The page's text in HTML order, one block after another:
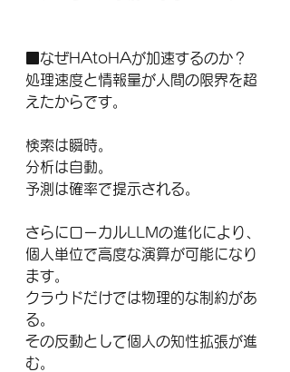
■なぜHAtoHAが加速するのか？
処理速度と情報量が人間の限界を超
えたからです。
検索は瞬時。
分析は自動。
予測は確率で提示される。
さらにローカルLLMの進化により、
個人単位で高度な演算が可能になり
ます。
クラウドだけでは物理的な制約があ
る。
その反動として個人の知性拡張が進
む。